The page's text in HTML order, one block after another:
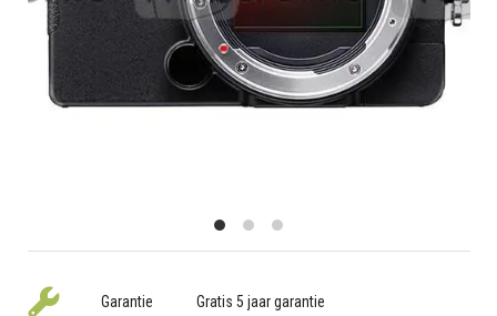
Garantie Gratis 5 jaar garantie